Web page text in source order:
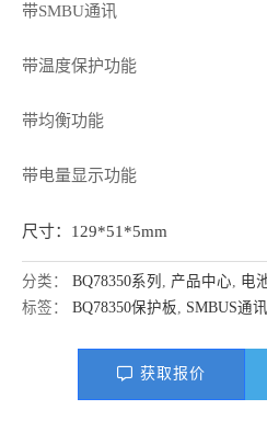
带SMBU通讯
带温度保护功能
带均衡功能
带电量显示功能
尺寸：129*51*5mm
分类： BQ78350系列 , 产品中心, 电
标签： BQ78350保护板, SMBUS通
获取报价